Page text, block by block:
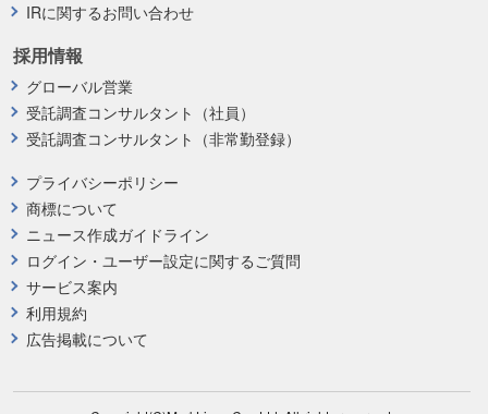
プライバシーポリシー
商標について
ニュース作成ガイドライン
ログイン・ユーザー設定に関するご質問
サービス案内
利用規約
広告掲載について
採用情報
グローバル営業
受託調査コンサルタント（社員）
受託調査コンサルタント（非常勤登録）
IRに関するお問い合わせ